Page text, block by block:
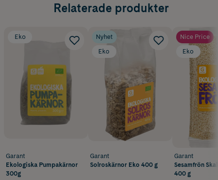
Relaterade produkter
Eko
Garant
Ekologiska Pumpakärnor
300g
Nyhet
Eko
Garant
Solroskärnor Eko 400 g
Nice Price
Eko
Garant
Sesamfrön
400 g